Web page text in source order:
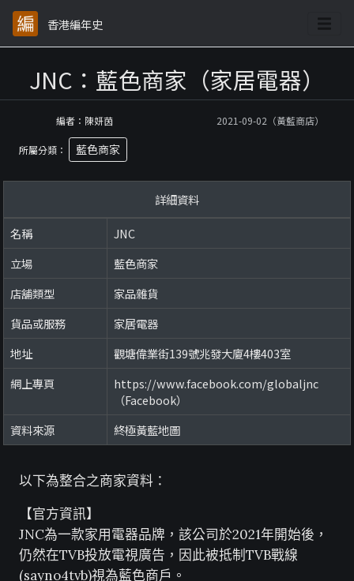
香港編年史
JNC：藍色商家（家居電器）
編者：陳妍茵 2021-09-02（黃藍商店）
所屬分類： 藍色商家
詳細資料
名稱
JNC
立場
藍色商家
店舖類型
家品雜貨
貨品或服務
家居電器
地址
觀塘偉業街139號兆發大廈4樓403室
網上專頁
https://www.facebook.com/globaljnc
（Facebook）
資料來源
終極黃藍地圖
以下為整合之商家資料：
【官方資訊】
JNC為一款家用電器品牌，該公司於2021年開始後，
仍然在TVB投放電視廣告，因此被抵制TVB戰線
(sayno4tvb)視為藍色商戶。